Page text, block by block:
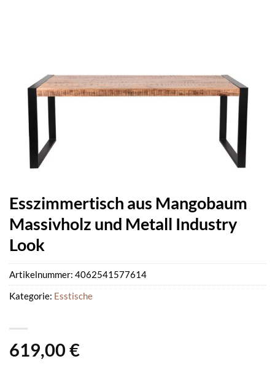
Esszimmertisch aus Mangobaum
Massivholz und Metall Industry
Look
619,00 €
Artikelnummer: 4062541577614
Kategorie: Esstische